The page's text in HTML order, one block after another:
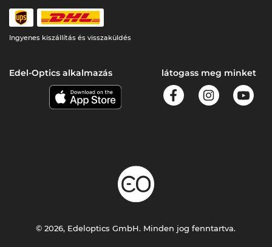
Ingyenes kiszállítás és visszaküldés
Edel-Optics alkalmazás látogass meg minket
© 2026, Edeloptics GmbH. Minden jog fenntartva.